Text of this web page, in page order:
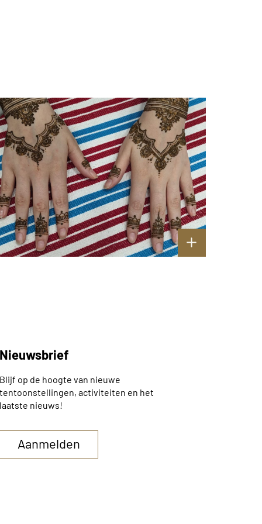
Nieuwsbrief
Blijf op de hoogte van nieuwe
tentoonstellingen, activiteiten en het
laatste nieuws!
Aanmelden